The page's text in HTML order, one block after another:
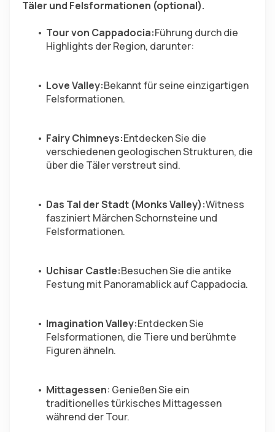
Täler und Felsformationen (optional).
Tour von Cappadocia:Führung durch die
Highlights der Region, darunter:
Love Valley:Bekannt für seine einzigartigen
Felsformationen.
Fairy Chimneys:Entdecken Sie die
verschiedenen geologischen Strukturen, die
über die Täler verstreut sind.
Das Tal der Stadt (Monks Valley):Witness
fasziniert Märchen Schornsteine und
Felsformationen.
Uchisar Castle:Besuchen Sie die antike
Festung mit Panoramablick auf Cappadocia.
Imagination Valley:Entdecken Sie
Felsformationen, die Tiere und berühmte
Figuren ähneln.
Mittagessen: Genießen Sie ein
traditionelles türkisches Mittagessen
während der Tour.